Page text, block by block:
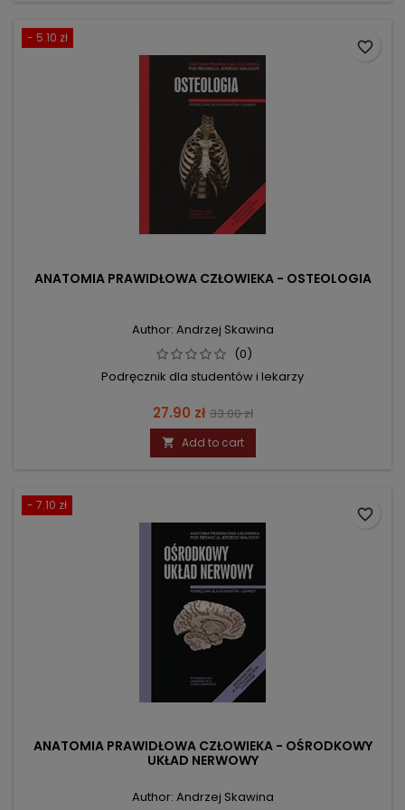
- 5.10 zł
ANATOMIA PRAWIDŁOWA CZŁOWIEKA - OSTEOLOGIA
Author: Andrzej Skawina
(0)
Podręcznik dla studentów i lekarzy
Price
27.90 zł Regular
price
33.00 zł
 Add to cart
favorite_border
- 7.10 zł
ANATOMIA PRAWIDŁOWA CZŁOWIEKA - OŚRODKOWY
UKŁAD NERWOWY
Author: Andrzej Skawina
favorite_border